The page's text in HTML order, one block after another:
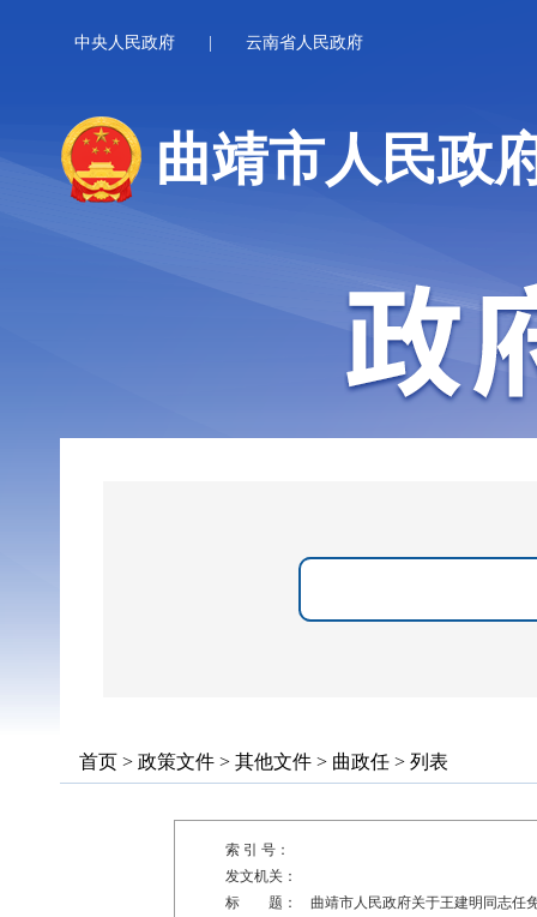
中央人民政府 云南省人民政府
曲靖市人民政
首页 > 政策文件 > 其他文件 > 曲政任 > 列表
索 引 号：
发文机关：
标 题：
曲靖市人民政府关于王建明同志任